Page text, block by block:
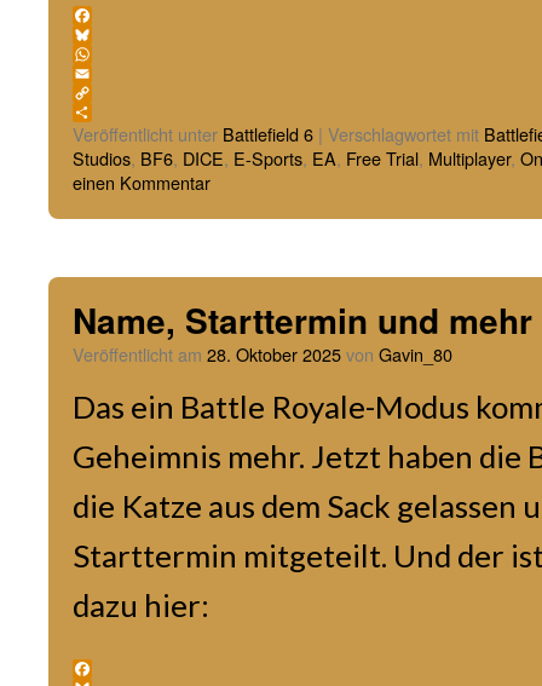
Facebook
Bluesky
WhatsApp
Email
Copy
Link
Teilen
Veröffentlicht unter Battlefield 6 | Verschlagwortet mit
Studios, BF6, DICE, E-Sports, EA, Free Trial, Multiplayer,
einen Kommentar
Name, Starttermin und
Veröffentlicht am 28. Oktober 2025von Gavin_80
Das ein Battle Royale-Modus
Geheimnis mehr. Jetzt haben die
die Katze aus dem Sack gelassen
Starttermin mitgeteilt. Und der
dazu hier: